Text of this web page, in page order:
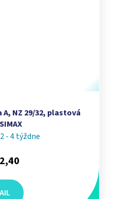
NZ 29/32, plastová
- 4 týždne